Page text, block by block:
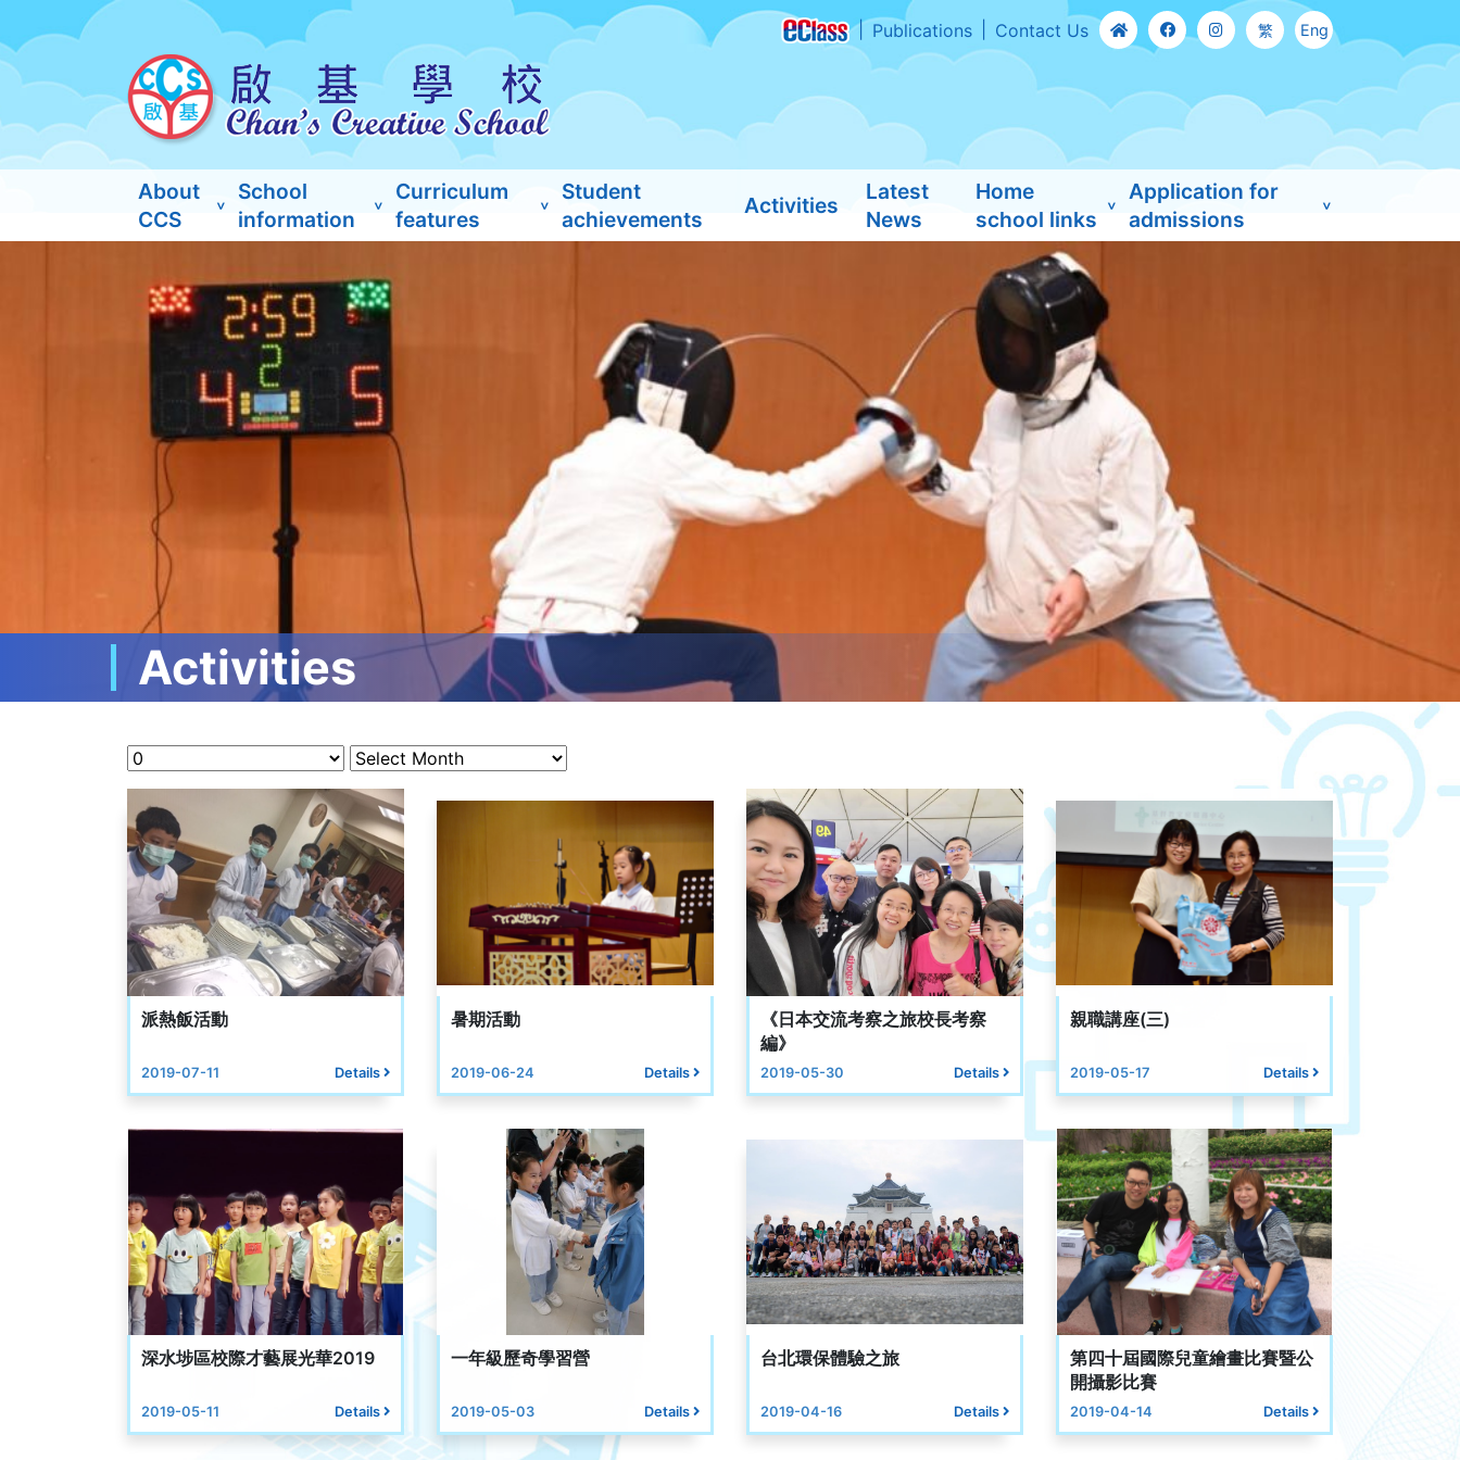
Publications Contact Us 繁 Eng
About
CCS
School
information
Curriculum
features
Student
achievements
Activities
Latest
News
Home
school links
Application for
admissions
Activities
派熱飯活動
2019-07-11 Details
暑期活動
2019-06-24 Details
《日本交流考察之旅校長考察
編》
2019-05-30 Details
親職講座(三)
2019-05-17 Details
深水埗區校際才藝展光華2019
2019-05-11 Details
一年級歷奇學習營
2019-05-03 Details
台北環保體驗之旅
2019-04-16 Details
第四十屆國際兒童繪畫比賽暨公
開攝影比賽
2019-04-14 Details